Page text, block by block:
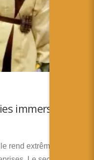
immersives et
rend extrêmement